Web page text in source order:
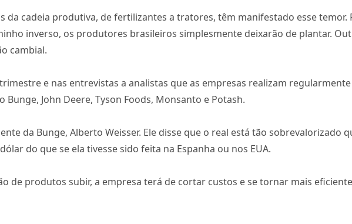
da cadeia produtiva, de fertilizantes a tratores, têm manifestado esse
inverso, os produtores brasileiros simplesmente deixarão de plantar.
cambial.
e nas entrevistas a analistas que as empresas realizam
John Deere, Tyson Foods, Monsanto e Potash.
da Bunge, Alberto Weisser. Ele disse que o real está tão sobrevalorizado
do que se ela tivesse sido feita na Espanha ou nos EUA.
de produtos subir, a empresa terá de cortar custos e se tornar mais